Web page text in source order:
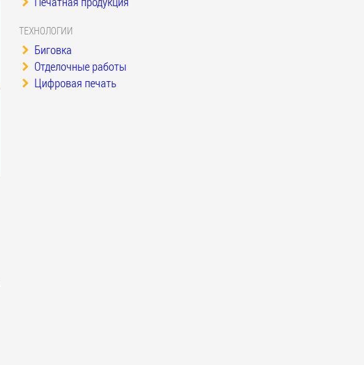
ТЕХНОЛОГИИ
Биговка
Отделочные работы
Цифровая печать